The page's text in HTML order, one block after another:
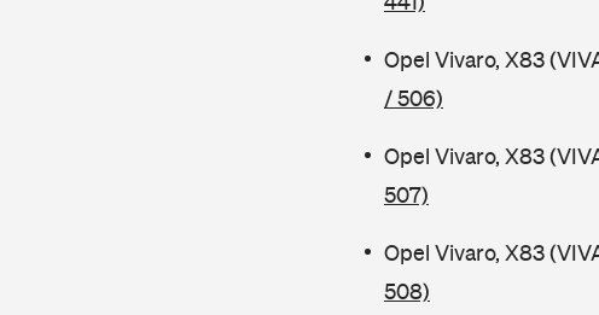
Opel Vivaro, X83
/ 506)
Opel Vivaro, X83
507)
Opel Vivaro, X83
508)